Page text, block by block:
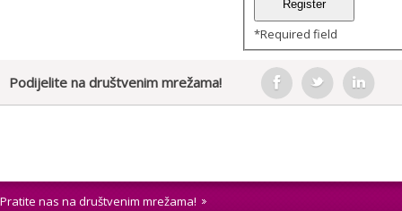
*Required field
Podijelite na društvenim mrežama!
Pratite nas na društvenim mrežama!